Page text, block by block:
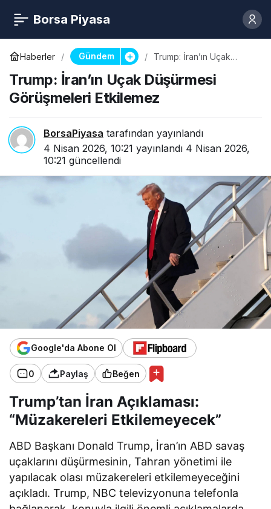
Borsa Piyasa
Haberler Gündem
Trump: İran’ın Uçak
Etkilemez
Trump: İran’ın Uçak Düşürmesi
Görüşmeleri Etkilemez
BorsaPiyasa tarafından yayınlandı
4 Nisan 2026, 10:21 yayınlandı 4 Nisan 2026,
10:21 güncellendi
Google'da Abone Ol
0 Paylaş Beğen
Trump’tan İran Açıklaması:
“Müzakereleri Etkilemeyecek”
ABD Başkanı Donald Trump, İran’ın ABD savaş
uçaklarını düşürmesinin, Tahran yönetimi ile
yapılacak olası müzakereleri etkilemeyeceğini
açıkladı. Trump, NBC televizyonuna telefonla